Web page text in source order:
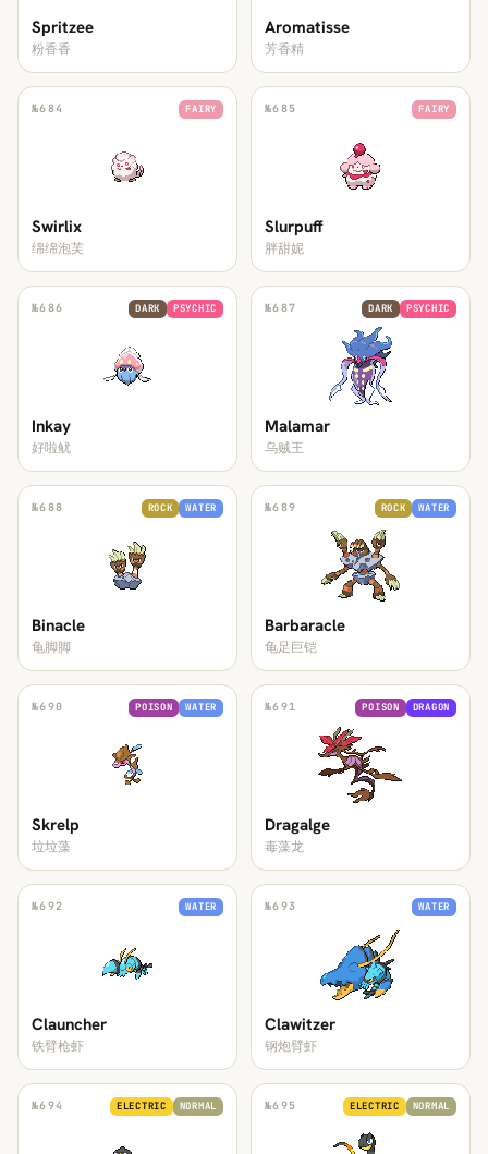
Spritzee
粉香香
Aromatisse
芳香精
№684 FAIRY
Swirlix
绵绵泡芙
№685 FAIRY
Slurpuff
胖甜妮
№686 DARK PSYCHIC
Inkay
好啦鱿
№687 DARK PSYCHIC
Malamar
乌贼王
№688 ROCK WATER
Binacle
龟脚脚
№689 ROCK WATER
Barbaracle
龟足巨铠
№690 POISON WATER
Skrelp
垃垃藻
№691 POISON DRAGON
Dragalge
毒藻龙
№692 WATER
Clauncher
铁臂枪虾
№693 WATER
Clawitzer
钢炮臂虾
№694 ELECTRIC NORMAL №695 ELECTRIC NORMAL